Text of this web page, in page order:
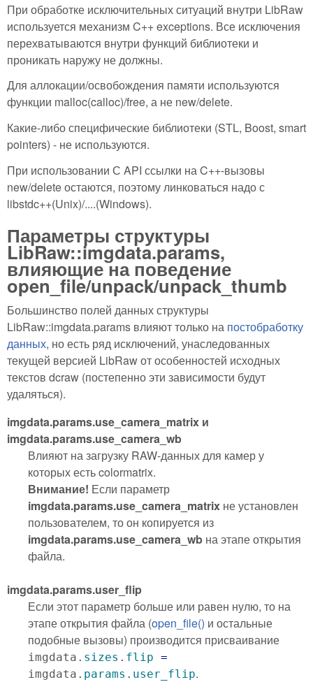
При обработке исключительных ситуаций внутри LibRaw
используется механизм C++ exceptions. Все исключения
перехватываются внутри функций библиотеки и
проникать наружу не должны.
Для аллокации/освобождения памяти используются
функции malloc(calloc)/free, а не new/delete.
Какие-либо специфические библиотеки (STL, Boost, smart
pointers) - не используются.
При использовании С API ссылки на C++-вызовы
new/delete остаются, поэтому линковаться надо с
libstdc++(Unix)/....(Windows).
Параметры структуры
LibRaw::imgdata.params,
влияющие на поведение
open_file/unpack/unpack_thumb
Большинство полей данных структуры
LibRaw::imgdata.params влияют только на постобработку
данных, но есть ряд исключений, унаследованных
текущей версией LibRaw от особенностей исходных
текстов dcraw (постепенно эти зависимости будут
удаляться).
imgdata.params.use_camera_matrix и
imgdata.params.use_camera_wb
Влияют на загрузку RAW-данных для камер у
которых есть colormatrix.
Внимание! Если параметр
imgdata.params.use_camera_matrix не установлен
пользователем, то он копируется из
imgdata.params.use_camera_wb на этапе открытия
файла.
imgdata.params.user_flip
Если этот параметр больше или равен нулю, то на
этапе открытия файла (open_file() и остальные
подобные вызовы) производится присваивание
imgdata. sizes . flip =
imgdata. params . user_flip.